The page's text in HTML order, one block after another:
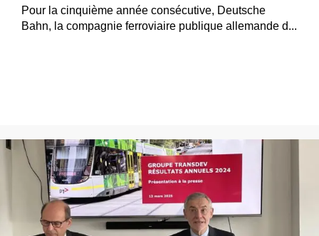
Pour la cinquième année consécutive, Deutsche
Bahn, la compagnie ferroviaire publique allemande d...